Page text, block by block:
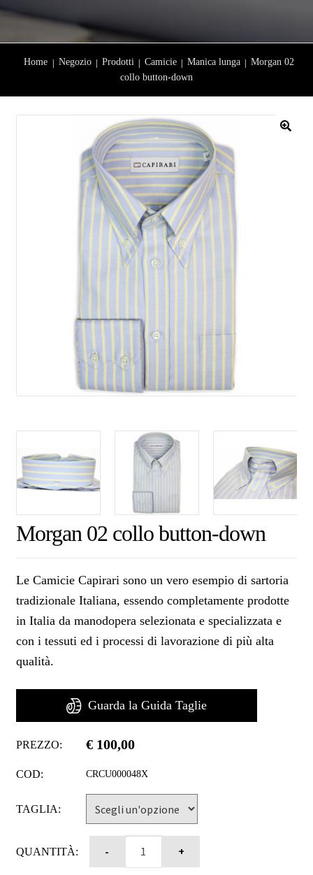
Home Negozio Prodotti Camicie Manica lunga
Morgan 02
collo button-down
Morgan 02 collo button-down
Le Camicie Capirari sono un vero esempio di sartoria
tradizionale Italiana, essendo completamente prodotte
in Italia da manodopera selezionata e specializzata e
con i tessuti ed i processi di lavorazione di più alta
qualità.
Guarda la Guida Taglie
PREZZO: €100,00
COD: CRCU000048X
TAGLIA:
QUANTITÀ: